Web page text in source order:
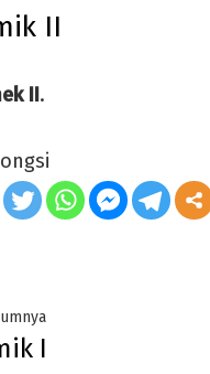
II
II.
Previous
I